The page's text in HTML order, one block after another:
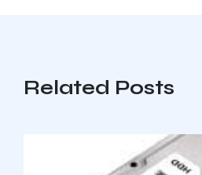
Related Posts